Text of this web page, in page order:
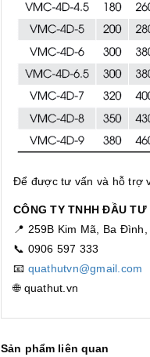
Để được tư vấn và hỗ trợ
CÔNG TY TNHH ĐẦU TƯ
📍 259B Kim Mã, Ba Đình,
📞 0906 597 333
📧 quathutvn@gmail.com
🌐 quathut.vn
Sản phẩm liên quan